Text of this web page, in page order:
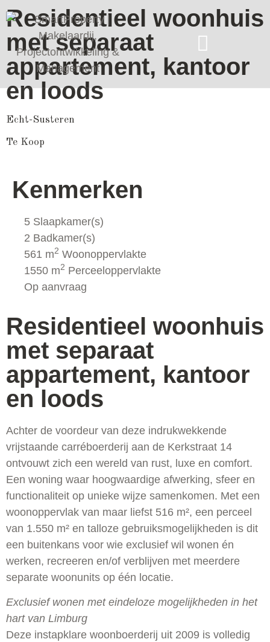
Residentieel woonhuis
met separaat
appartement, kantoor
en loods
Echt-Susteren
Te Koop
Residentieel woonhuis
met separaat
appartement, kantoor
en loods
Achter de voordeur van deze indrukwekkende
vrijstaande carréboerderij aan de Kerkstraat 14
ontvouwt zich een wereld van rust, luxe en comfort.
Een woning waar hoogwaardige afwerking, sfeer en
functionaliteit op unieke wijze samenkomen. Met een
woonoppervlak van maar liefst 516 m², een perceel
van 1.550 m² en talloze gebruiksmogelijkheden is dit
een buitenkans voor wie exclusief wil wonen én
werken, recreeren en/of verblijven met meerdere
separate woonunits op één locatie.
Exclusief wonen met eindeloze mogelijkheden in het
hart van Limburg
Deze instapklare woonboerderij uit 2009 is volledig
Kenmerken
5 Slaapkamer(s)
2 Badkamer(s)
561 m2 Woonoppervlakte
1550 m2 Perceeloppervlakte
Op aanvraag